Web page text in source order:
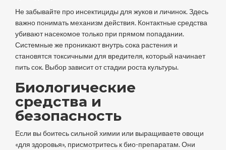
Не забывайте про инсектициды для жуков и личинок. Здесь
важно понимать механизм действия. Контактные средства
убивают насекомое только при прямом попадании.
Системные же проникают внутрь сока растения и
становятся токсичными для вредителя, который начинает
пить сок. Выбор зависит от стадии роста культуры.
Биологические
средства и
безопасность
Если вы боитесь сильной химии или выращиваете овощи
«для здоровья», присмотритесь к био-препаратам. Они